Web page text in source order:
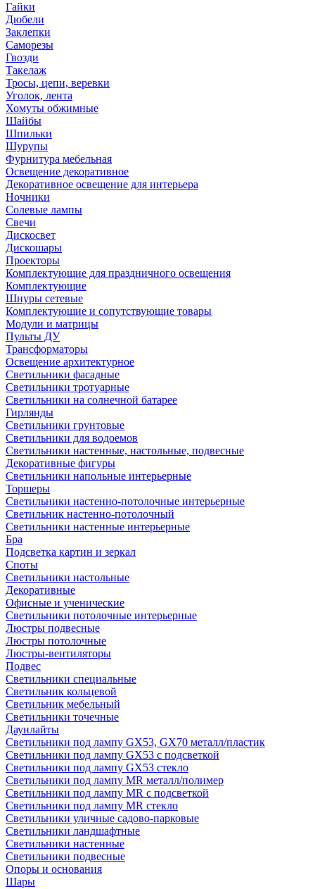
Гайки
Дюбели
Заклепки
Саморезы
Гвозди
Такелаж
Тросы, цепи, веревки
Уголок, лента
Хомуты обжимные
Шайбы
Шпильки
Шурупы
Фурнитура мебельная
Освещение декоративное
Декоративное освещение для интерьера
Ночники
Солевые лампы
Свечи
Дискосвет
Дискошары
Проекторы
Комплектующие для праздничного освещения
Комплектующие
Шнуры сетевые
Комплектующие и сопутствующие товары
Модули и матрицы
Пульты ДУ
Трансформаторы
Освещение архитектурное
Светильники фасадные
Светильники тротуарные
Светильники на солнечной батарее
Гирлянды
Светильники грунтовые
Светильники для водоемов
Светильники настенные, настольные, подвесные
Декоративные фигуры
Светильники напольные интерьерные
Торшеры
Светильники настенно-потолочные интерьерные
Светильник настенно-потолочный
Светильники настенные интерьерные
Бра
Подсветка картин и зеркал
Споты
Светильники настольные
Декоративные
Офисные и ученические
Светильники потолочные интерьерные
Люстры подвесные
Люстры потолочные
Люстры-вентиляторы
Подвес
Светильники специальные
Светильник кольцевой
Светильник мебельный
Светильники точечные
Даунлайты
Светильники под лампу GX53, GX70 металл/пластик
Светильники под лампу GX53 с подсветкой
Светильники под лампу GX53 стекло
Светильники под лампу MR металл/полимер
Светильники под лампу MR с подсветкой
Светильники под лампу MR стекло
Светильники уличные садово-парковые
Светильники ландшафтные
Светильники настенные
Светильники подвесные
Опоры и основания
Шары